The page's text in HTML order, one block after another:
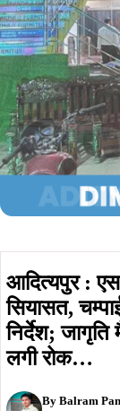
आदित्यपुर :
सियासत,
निर्देश; जागृति
लगी रोक…
By Balram